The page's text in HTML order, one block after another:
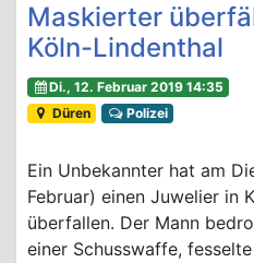
Maskierter
Köln-Lindenthal
Di., 12. Februar 2019 14:35
Düren
Polizei
Ein Unbekannter hat am
Februar) einen Juwelier in
überfallen. Der Mann
einer Schusswaffe,